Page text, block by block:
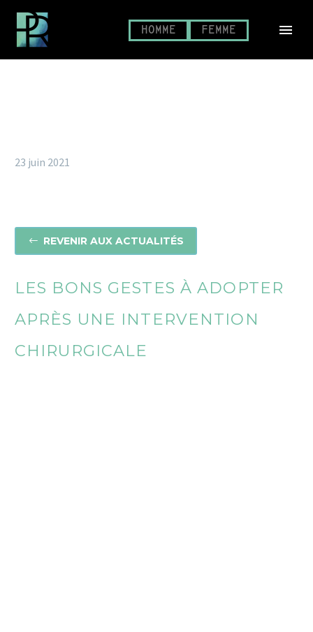
HOMME FEMME
23 juin 2021
# REVENIR AUX ACTUALITÉS
LES BONS GESTES À ADOPTER
APRÈS UNE INTERVENTION
CHIRURGICALE